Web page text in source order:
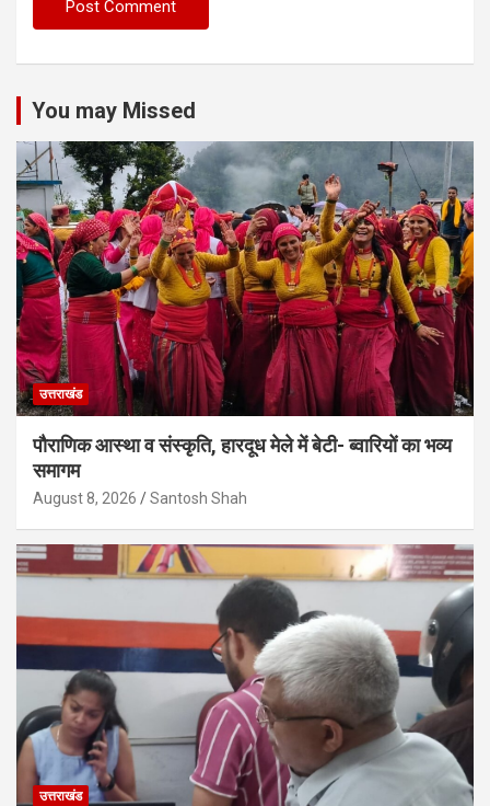
You may Missed
उत्तराखंड
पौराणिक आस्था व संस्कृति, हारदूध मेले में बेटी- ब्वारियों का भव्य
समागम
August 8, 2026 Santosh Shah
उत्तराखंड